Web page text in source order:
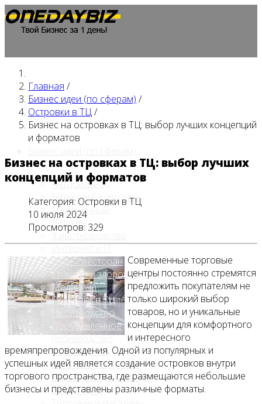
Главная
Автобизнес
Бизнес на животных
Гостиничный
Детские
Животноводство
Кафе / ресторан
Красота и здоровье
Медицина
Островки в ТЦ
Производство
Промышленное
производство
Развлечения
Сельское хозяйство
Строительство, ремонт
Сфера услуг
Главная /
Бизнес идеи (по сферам) /
Островки в ТЦ/
Бизнес на островках в ТЦ: выбор лучших концепций
и форматов
Бизнес на островках в ТЦ: выбор лучших
концепций и форматов
Категория: Островки в ТЦ
10 июля 2024
Просмотров: 329
Современные торговые
центры постоянно стремятся
предложить покупателям не
только широкий выбор
товаров, но и уникальные
концепции для комфортного
и интересного
времяпрепровождения. Одной из популярных и
успешных идей является создание островков внутри
торгового пространства, где размещаются небольшие
бизнесы и представлены различные форматы.